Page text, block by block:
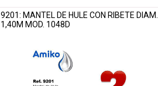
9201: MANTEL DE HULE CON RIBETE DIAM.
1,40M MOD. 1048D